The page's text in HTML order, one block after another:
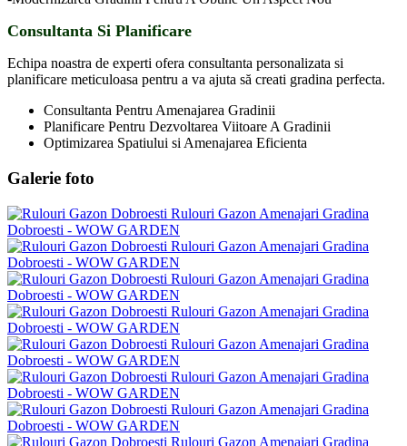
Consultanta Si Planificare
Echipa noastra de experti ofera consultanta personalizata si
planificare meticuloasa pentru a va ajuta să creati gradina perfecta.
Consultanta Pentru Amenajarea Gradinii
Planificare Pentru Dezvoltarea Viitoare A Gradinii
Optimizarea Spatiului si Amenajarea Eficienta
Galerie foto